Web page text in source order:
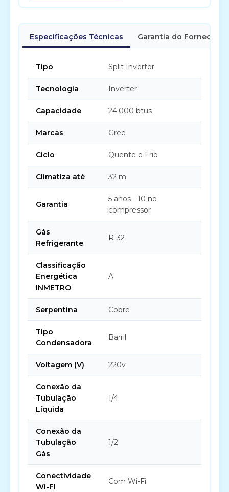
Especificações Técnicas Garantia do Fornecedor
Tipo Split Inverter
Tecnologia Inverter
Capacidade 24.000 btus
Marcas Gree
Ciclo Quente e Frio
Climatiza até 32 m
Garantia
5 anos - 10 no
compressor
Gás
Refrigerante
R-32
Classificação
Energética
INMETRO
A
Serpentina Cobre
Tipo
Condensadora
Barril
Voltagem (V) 220v
Conexão da
Tubulação
Líquida
1/4
Conexão da
Tubulação
Gás
1/2
Conectividade
Wi-FI
Com Wi-Fi